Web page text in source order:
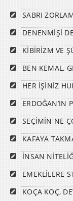
SABRI
DENENMİŞİ
KİBİRİZM VE
BEN KEMAL,
HER İŞİNİZ
ERDOĞAN’IN
SEÇİMİN NE
KAFAYA
İNSAN
EMEKLİLERE
KOÇA KOÇ,